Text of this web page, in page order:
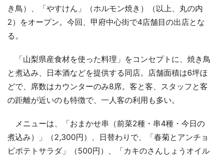
き鳥）、「やすけん」（ホルモン焼き）（以上、丸の内
2）をオープン。今回、甲府中心街で4店舗目の出店とな
る。
「山梨県産食材を使った料理」をコンセプトに、焼き鳥
と煮込み、日本酒などを提供する同店。店舗面積は6坪ほ
どで、席数はカウンターのみ8席。客と客、スタッフと客
の距離が近いのも特徴で、一人客の利用も多い。
メニューは、「おまかせ串（前菜2種・串4種・今日の
煮込み）」（2,300円）、日替わりで、「春菊とアンチョ
ビポテトサラダ」（500円）、「カキのさんしょうオイル